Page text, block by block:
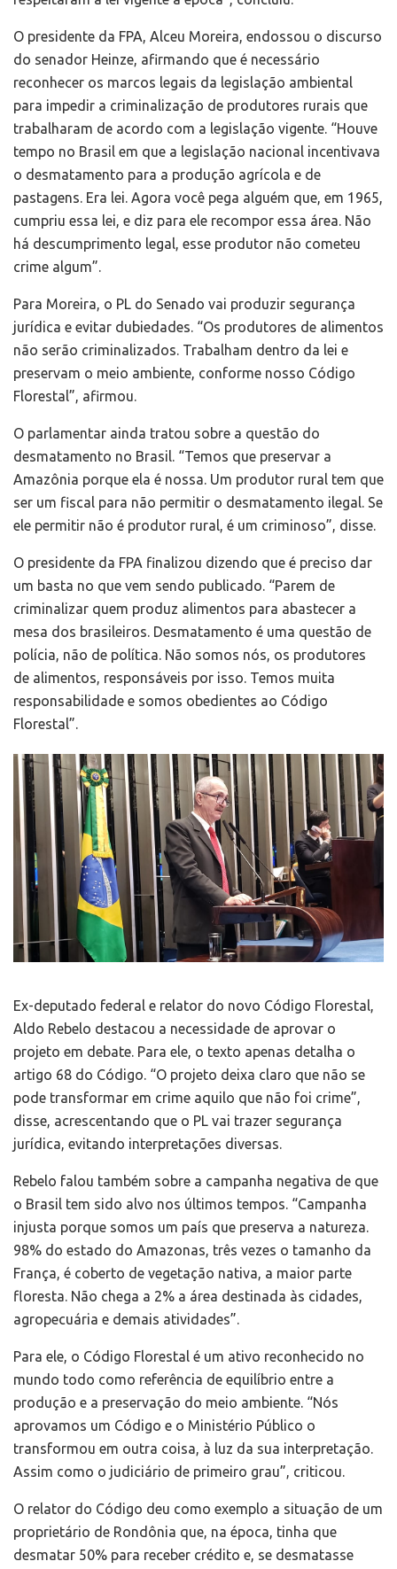
O presidente da FPA, Alceu Moreira, endossou o discurso
do senador Heinze, afirmando que é necessário
reconhecer os marcos legais da legislação ambiental
para impedir a criminalização de produtores rurais que
trabalharam de acordo com a legislação vigente. “Houve
tempo no Brasil em que a legislação nacional incentivava
o desmatamento para a produção agrícola e de
pastagens. Era lei. Agora você pega alguém que, em 1965,
cumpriu essa lei, e diz para ele recompor essa área. Não
há descumprimento legal, esse produtor não cometeu
crime algum”.
Para Moreira, o PL do Senado vai produzir segurança
jurídica e evitar dubiedades. “Os produtores de alimentos
não serão criminalizados. Trabalham dentro da lei e
preservam o meio ambiente, conforme nosso Código
Florestal”, afirmou.
O parlamentar ainda tratou sobre a questão do
desmatamento no Brasil. “Temos que preservar a
Amazônia porque ela é nossa. Um produtor rural tem que
ser um fiscal para não permitir o desmatamento ilegal. Se
ele permitir não é produtor rural, é um criminoso”, disse.
O presidente da FPA finalizou dizendo que é preciso dar
um basta no que vem sendo publicado. “Parem de
criminalizar quem produz alimentos para abastecer a
mesa dos brasileiros. Desmatamento é uma questão de
polícia, não de política. Não somos nós, os produtores
de alimentos, responsáveis por isso. Temos muita
responsabilidade e somos obedientes ao Código
Florestal”.
Ex-deputado federal e relator do novo Código Florestal,
Aldo Rebelo destacou a necessidade de aprovar o
projeto em debate. Para ele, o texto apenas detalha o
artigo 68 do Código. “O projeto deixa claro que não se
pode transformar em crime aquilo que não foi crime”,
disse, acrescentando que o PL vai trazer segurança
jurídica, evitando interpretações diversas.
Rebelo falou também sobre a campanha negativa de que
o Brasil tem sido alvo nos últimos tempos. “Campanha
injusta porque somos um país que preserva a natureza.
98% do estado do Amazonas, três vezes o tamanho da
França, é coberto de vegetação nativa, a maior parte
floresta. Não chega a 2% a área destinada às cidades,
agropecuária e demais atividades”.
Para ele, o Código Florestal é um ativo reconhecido no
mundo todo como referência de equilíbrio entre a
produção e a preservação do meio ambiente. “Nós
aprovamos um Código e o Ministério Público o
transformou em outra coisa, à luz da sua interpretação.
Assim como o judiciário de primeiro grau”, criticou.
O relator do Código deu como exemplo a situação de um
proprietário de Rondônia que, na época, tinha que
desmatar 50% para receber crédito e, se desmatasse